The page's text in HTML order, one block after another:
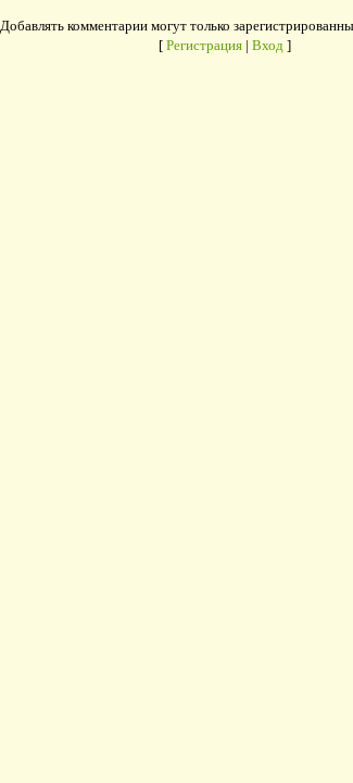
Добавлять комментарии могут только
[ Регистрация| Вход ]